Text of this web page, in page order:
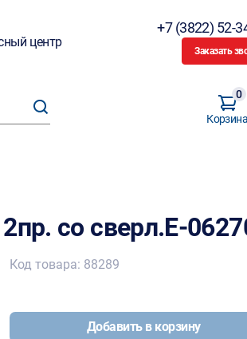
центр
+7 (3822) 52-
Заказать
Корзина
0
со сверл.E-
Код товара: 88289
Добавить в корзину